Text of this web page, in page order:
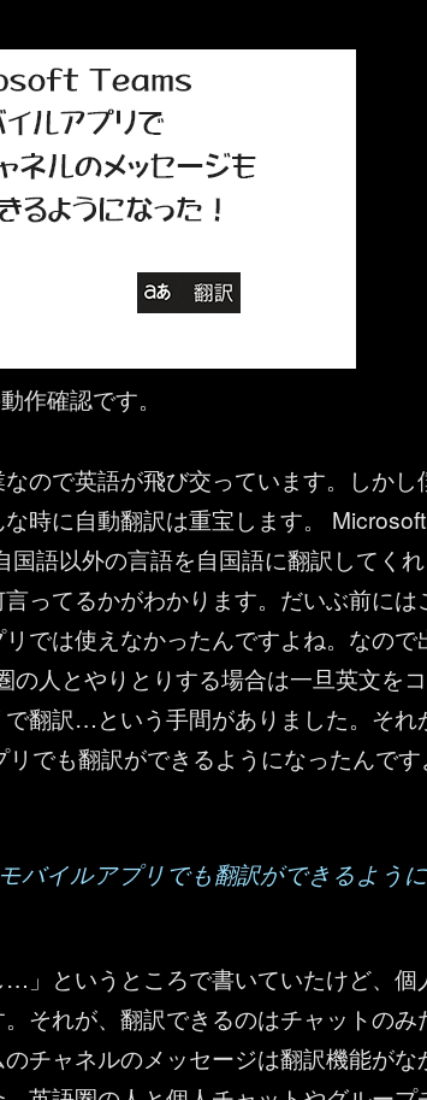
作確認です。
ので英語が飛び交っています。しかし
時に自動翻訳は重宝します。 Microsoft
語以外の言語を自国語に翻訳してくれ
ってるかがわかります。だいぶ前には
では使えなかったんですよね。なので
の人とやりとりする場合は一旦英文を
翻訳…という手間がありました。それ
でも翻訳ができるようになったんです
バイルアプリでも翻訳ができるよう
」というところで書いていたけど、個
それが、翻訳できるのはチャットのみ
チャネルのメッセージは翻訳機能がな